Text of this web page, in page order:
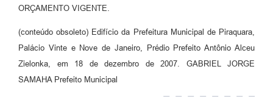
ORÇAMENTO VIGENTE.
(conteúdo obsoleto) Edifício da Prefeitura Municipal de Piraquara,
Palácio Vinte e Nove de Janeiro, Prédio Prefeito Antônio Alceu
Zielonka, em 18 de dezembro de 2007. GABRIEL JORGE
SAMAHA Prefeito Municipal